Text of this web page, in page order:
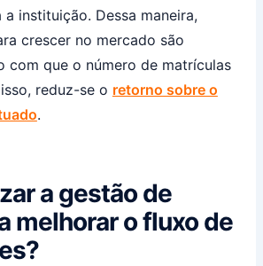
instituição. Dessa maneira,
crescer no mercado são
com que o número de matrículas
reduz-se o retorno sobre o
.
a gestão de
melhorar o fluxo de